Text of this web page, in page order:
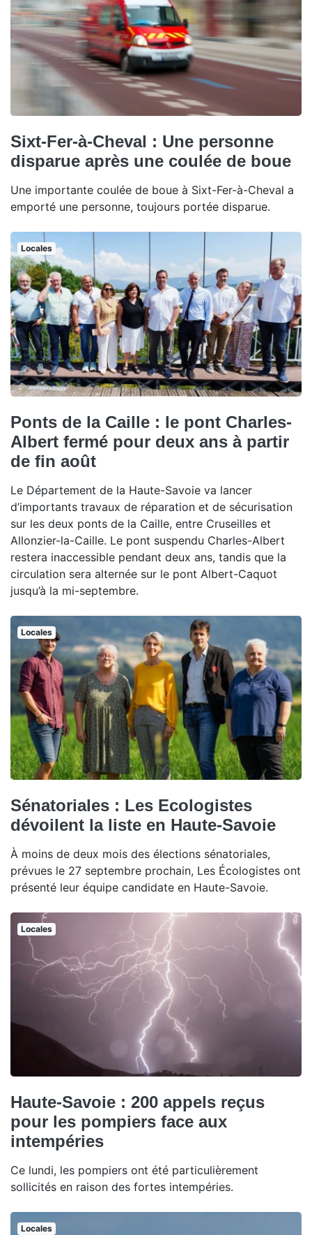
Sixt-Fer-à-Cheval : Une personne
disparue après une coulée de boue
Une importante coulée de boue à Sixt-Fer-à-Cheval a
emporté une personne, toujours portée disparue.
Locales
Ponts de la Caille : le pont Charles-
Albert fermé pour deux ans à partir
de fin août
Le Département de la Haute-Savoie va lancer
d’importants travaux de réparation et de sécurisation
sur les deux ponts de la Caille, entre Cruseilles et
Allonzier-la-Caille. Le pont suspendu Charles-Albert
restera inaccessible pendant deux ans, tandis que la
circulation sera alternée sur le pont Albert-Caquot
jusqu’à la mi-septembre.
Locales
Sénatoriales : Les Ecologistes
dévoilent la liste en Haute-Savoie
À moins de deux mois des élections sénatoriales,
prévues le 27 septembre prochain, Les Écologistes ont
présenté leur équipe candidate en Haute-Savoie.
Locales
Haute-Savoie : 200 appels reçus
pour les pompiers face aux
intempéries
Ce lundi, les pompiers ont été particulièrement
sollicités en raison des fortes intempéries.
Locales